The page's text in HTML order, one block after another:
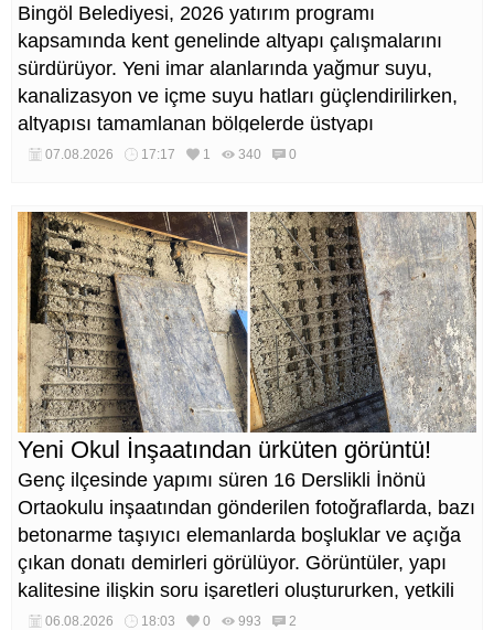
Bingöl Belediyesi, 2026 yatırım programı
kapsamında kent genelinde altyapı çalışmalarını
sürdürüyor. Yeni imar alanlarında yağmur suyu,
kanalizasyon ve içme suyu hatları güçlendirilirken,
altyapısı tamamlanan bölgelerde üstyapı
düzenlemeleri de eş zamanlı yürütülüyor.
07.08.2026 17:17 1 340 0
Yeni Okul İnşaatından ürküten görüntü!
Genç ilçesinde yapımı süren 16 Derslikli İnönü
Ortaokulu inşaatından gönderilen fotoğraflarda, bazı
betonarme taşıyıcı elemanlarda boşluklar ve açığa
çıkan donatı demirleri görülüyor. Görüntüler, yapı
kalitesine ilişkin soru işaretleri oluştururken, yetkili
kurumların teknik inceleme yapması çağrısı yapıldı.
06.08.2026 18:03 0 993 2